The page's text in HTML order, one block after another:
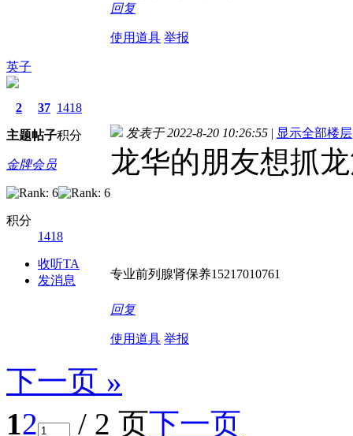
回复
使用道具 举报
英子
2
主题
37
帖子
1418
积分
金牌会员
积分
1418
收听TA
发消息
发表于 2022-8-20 10:26:55 | 显示全部楼层
龙华的朋友想抓
专业前列腺肾保养15217010761
回复
使用道具 举报
下一页 »
12 / 2 页下一页